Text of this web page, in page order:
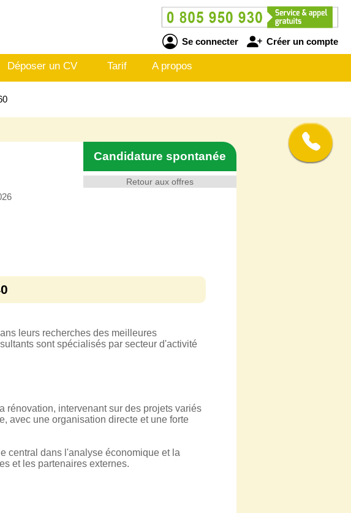
Se connecter Créer un compte
Déposer un CV Tarif A propos
Retour aux offres
Candidature spontanée
leurs recherches des meilleures
sont spécialisés par secteur d'activité
rénovation, intervenant sur des projets variés
avec une organisation directe et une forte
central dans l'analyse économique et la
et les partenaires externes.